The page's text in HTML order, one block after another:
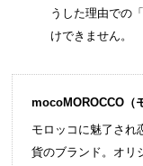
うした理由での
けできません。
mocoMOROCCO（
モロッコに魅了され
貨のブランド。オリ